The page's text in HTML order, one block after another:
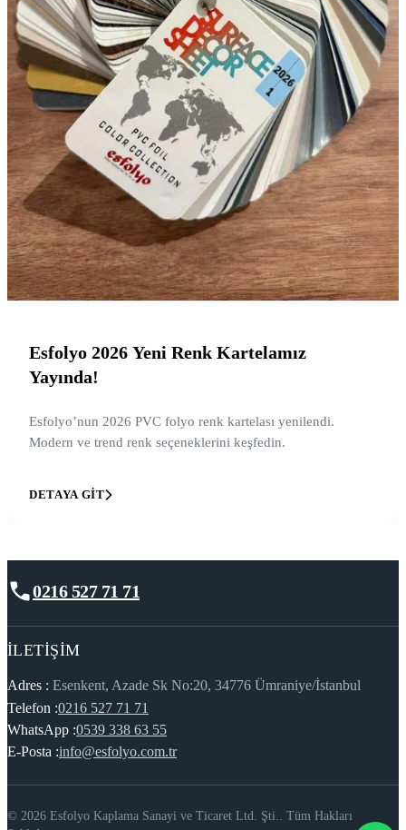
Esfolyo 2026 Yeni Renk Kartelamız
Yayında!
Esfolyo’nun 2026 PVC folyo renk kartelası yenilendi.
Modern ve trend renk seçeneklerini keşfedin.
DETAYA GIT
0216 527 71 71
İLETIŞIM
Adres : Esenkent, Azade Sk No:20, 34776 Ümraniye/İstanbul
Telefon :0216 527 71 71
WhatsApp :0539 338 63 55
E-Posta :info@esfolyo.com.tr
© 2026 Esfolyo Kaplama Sanayi ve Ticaret Ltd. Şti.. Tüm Hakları